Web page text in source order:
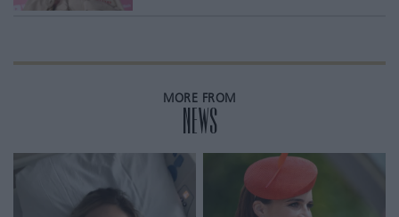
MORE FROM
NEWS